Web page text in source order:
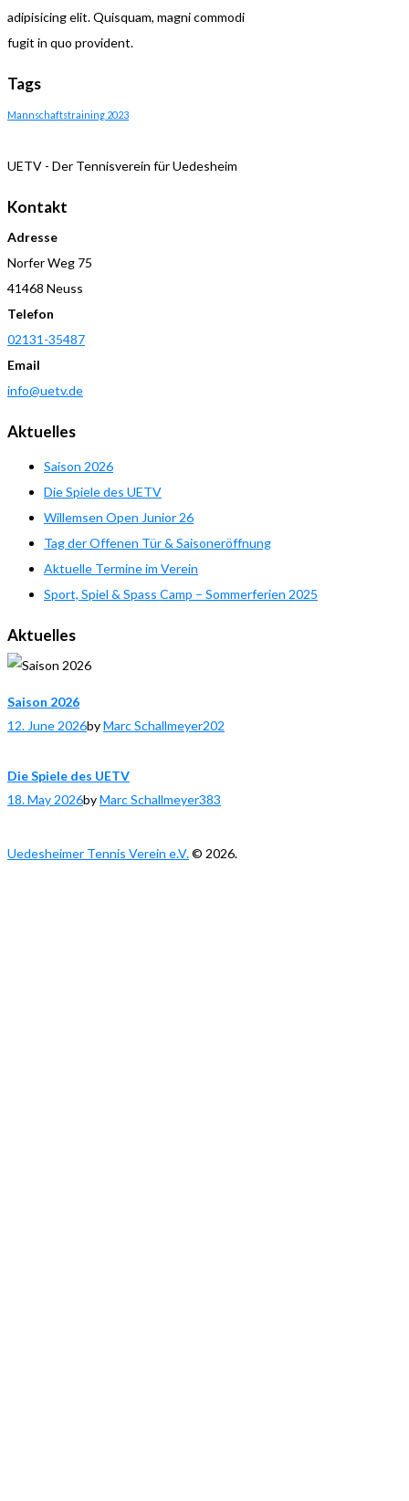
adipisicing elit. Quisquam, magni commodi
fugit in quo provident.
Tags
Mannschaftstraining 2023
UETV - Der Tennisverein für Uedesheim
Kontakt
Adresse
Norfer Weg 75
41468 Neuss
Telefon
02131-35487
Email
info@uetv.de
Aktuelles
Saison 2026
Die Spiele des UETV
Willemsen Open Junior 26
Tag der Offenen Tür & Saisoneröffnung
Aktuelle Termine im Verein
Sport, Spiel & Spass Camp – Sommerferien 2025
Aktuelles
Saison 2026
12. June 2026byMarc Schallmeyer202
Die Spiele des UETV
18. May 2026byMarc Schallmeyer383
Uedesheimer Tennis Verein e.V.© 2026.